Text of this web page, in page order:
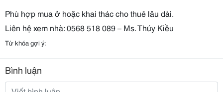
Phù hợp mua ở hoặc khai thác cho thuê lâu dài.
Liên hệ xem nhà: 0568 518 089 – Ms. Thúy Kiều
Từ khóa gợi ý:
Bình luận